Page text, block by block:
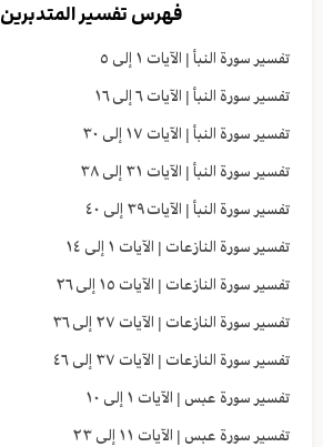
فهرس تفسير المتدبرين
تفسير سورة النبأ | الآيات ١ إلى ٥
تفسير سورة النبأ | الآيات ٦ إلى ١٦
تفسير سورة النبأ | الآيات ١٧ إلى ٣٠
تفسير سورة النبأ | الآيات ٣١ إلى ٣٨
تفسير سورة النبأ | الآيات ٣٩ إلى ٤٠
تفسير سورة النازعات | الآيات ١ إلى ١٤
تفسير سورة النازعات | الآيات ١٥ إلى ٢٦
تفسير سورة النازعات | الآيات ٢٧ إلى ٣٦
تفسير سورة النازعات | الآيات ٣٧ إلى ٤٦
تفسير سورة عبس | الآيات ١ إلى ١٠
تفسير سورة عبس | الآيات ١١ إلى ٢٣